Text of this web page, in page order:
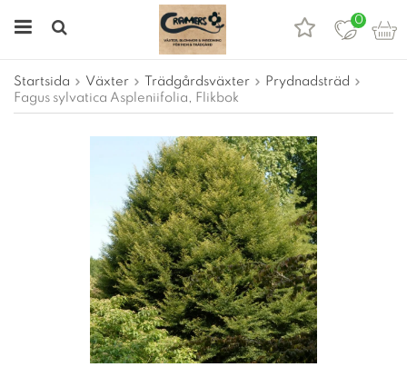
0
Startsida Växter Trädgårdsväxter
Prydnadsträd
Fagus sylvatica Aspleniifolia, Flikbok